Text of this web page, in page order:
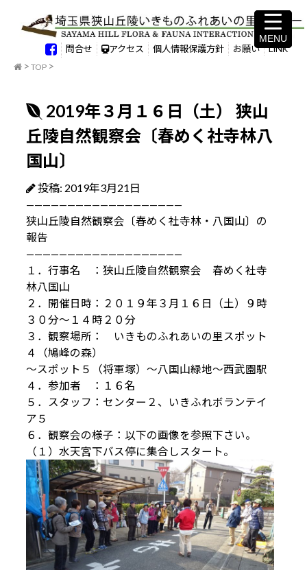
問合せ アクセス 個人情報保護方針 お願い LINK
TOP
2019年３月１６日（土） 狭山
丘陵自然観察会〔春めく社寺林八
国山〕
投稿: 2019年3月21日
———————————————————
狭山丘陵自然観察会〔春めく社寺林・八国山〕の
報告
———————————————————
１．行事名 ：狭山丘陵自然観察会 春めく社寺
林八国山
２．開催日時：２０１９年３月１６日（土）９時
３０分～１４時２０分
３．観察場所： いきものふれあいの里スポット
４（鳩峰の森）
～スポット５（将軍塚）～八国山緑地～西武園駅
４．参加者 ：１６名
５．スタッフ：センター２、いきふれボランテイ
ア５
６．観察会の様子：以下の画像を参照下さい。
（１）水天宮下バス停に集合しスタート。
MENU
MENU